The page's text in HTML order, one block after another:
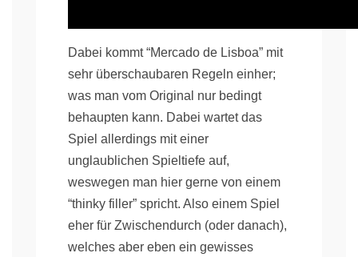
Dabei kommt “Mercado de Lisboa” mit
sehr überschaubaren Regeln einher;
was man vom Original nur bedingt
behaupten kann. Dabei wartet das
Spiel allerdings mit einer
unglaublichen Spieltiefe auf,
weswegen man hier gerne von einem
“thinky filler” spricht. Also einem Spiel
eher für Zwischendurch (oder danach),
welches aber eben ein gewisses